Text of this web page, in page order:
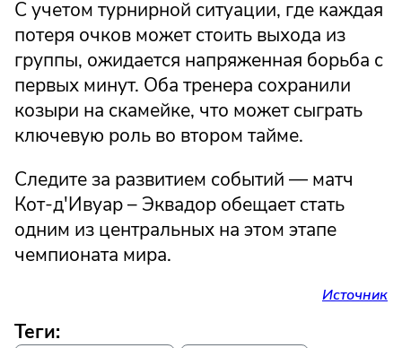
С учетом турнирной ситуации, где каждая
потеря очков может стоить выхода из
группы, ожидается напряженная борьба с
первых минут. Оба тренера сохранили
козыри на скамейке, что может сыграть
ключевую роль во втором тайме.
Следите за развитием событий — матч
Кот-д'Ивуар – Эквадор обещает стать
одним из центральных на этом этапе
чемпионата мира.
Источник
Теги: